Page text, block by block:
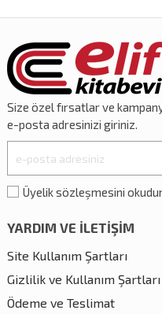
Size özelfırsatlarve
e-posta adresinizi giriniz.
Üyelik sözleşmesini
YARDIM VE İLETİŞİM
Site Kullanım Şartları
Gizlilik ve Kullanım Şartları
Ödeme ve Teslimat